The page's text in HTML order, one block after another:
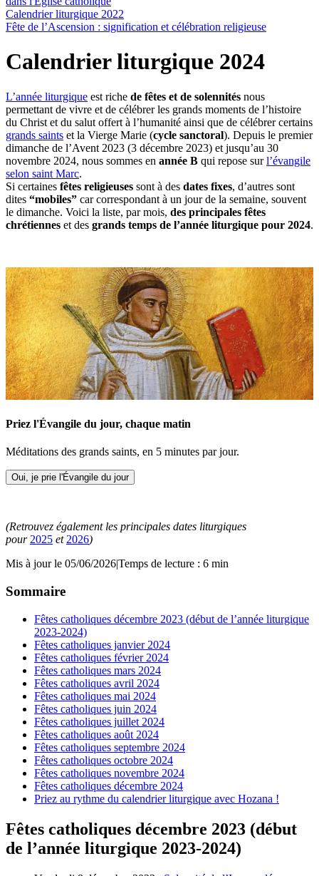
Calendrier liturgique 2022
Fête de l’Ascension : signification et célébration religieuse
Calendrier liturgique 2024
L’année liturgique est riche de fêtes et de solennités nous
permettant de vivre et de célébrer les grands moments de l’histoire
du Christ et du salut offert à l’humanité ainsi que de célébrer certains
grands saints et la Vierge Marie (cycle sanctoral). Depuis le premier
dimanche de l’Avent 2023 (3 décembre 2023) et jusqu’au 30
novembre 2024, nous sommes en année B qui repose surl’évangile
selon saint Marc.
Si certaines fêtes religieuses sont à des dates fixes, d’autres sont
dites “mobiles” car correspondant à un jour de la semaine, souvent
le dimanche. Voici la liste, par mois, des principales fêtes
chrétiennes et des grands temps de l’année liturgique pour 2024.
Priez l'Évangile du jour, chaque matin
Méditations des grands saints, en 5 minutes par jour.
Oui, je prie l'Évangile du jour
(Retrouvez également les principales dates liturgiques
pour 2025 et 2026)
Mis à jour le 05/06/2026|Temps de lecture : 6 min
Sommaire
Fêtes catholiques décembre 2023 (début de l’année liturgique
2023-2024)
Fêtes catholiques janvier 2024
Fêtes catholiques février 2024
Fêtes catholiques mars 2024
Fêtes catholiques avril 2024
Fêtes catholiques mai 2024
Fêtes catholiques juin 2024
Fêtes catholiques juillet 2024
Fêtes catholiques août 2024
Fêtes catholiques septembre 2024
Fêtes catholiques octobre 2024
Fêtes catholiques novembre 2024
Fêtes catholiques décembre 2024
Priez au rythme du calendrier liturgique avec Hozana !
Fêtes catholiques décembre 2023 (début
de l’année liturgique 2023-2024)